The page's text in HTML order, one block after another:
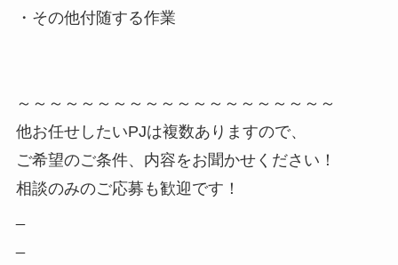
・その他付随する作業
～～～～～～～～～～～～～～～～～～～～
他お任せしたいPJは複数ありますので、
ご希望のご条件、内容をお聞かせください！
相談のみのご応募も歓迎です！